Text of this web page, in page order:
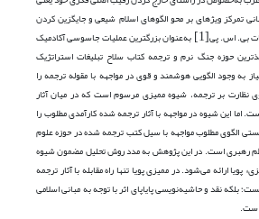
تمرکز ویژه­ای بر محو الگوهای اسلام شیعی و جایگزین کردن
بی. اس. پی[1]
به‌عنوان بزرگترین عملیات جاسوسی آکادمیک
حوزه جنگ نرم و ترجمه کتاب سلاح تبلیغات استراتژیک
به وجود الگویی هوشمند و قوی در مواجهه با مقوله ترجمه را
نظارت بر ترجمه، شیوه ممیزی مرسوم است که در میان آثار
اما این شیوه در مواجهه با آثار ترجمه شده کارآمدی مطلوب را
الگوی مطلوب مواجهه با سیل کتب ترجمه شده در حوزه علوم
معظم رهبری است. در این پژوهش به مدد روش تحلیل مضمون شیوه
پویا ارائه می‌شود. در ممیزی پویا تنها راه مقابله با آثار ترجمه
بلکه نقد و حاشیه‌نویسی پایاپای اثر با توجه به مبانی اسلامی